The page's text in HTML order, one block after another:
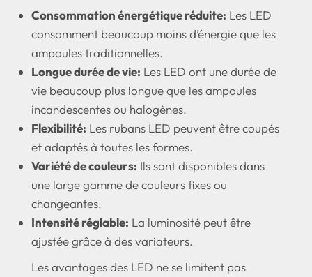
Consommation énergétique réduite: Les LED
consomment beaucoup moins d’énergie que les
ampoules traditionnelles.
Longue durée de vie: Les LED ont une durée de
vie beaucoup plus longue que les ampoules
incandescentes ou halogènes.
Flexibilité: Les rubans LED peuvent être coupés
et adaptés à toutes les formes.
Variété de couleurs: Ils sont disponibles dans
une large gamme de couleurs fixes ou
changeantes.
Intensité réglable: La luminosité peut être
ajustée grâce à des variateurs.
Les avantages des LED ne se limitent pas